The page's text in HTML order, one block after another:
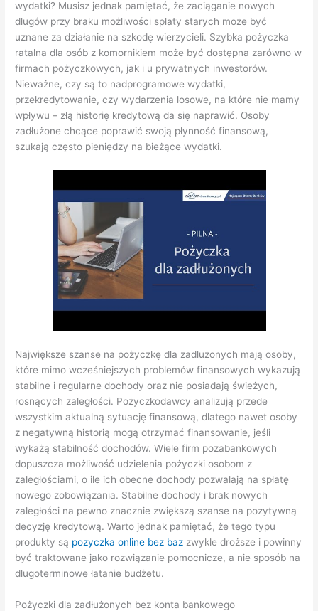
wydatki? Musisz jednak pamiętać, że zaciąganie nowych
długów przy braku możliwości spłaty starych może być
uznane za działanie na szkodę wierzycieli. Szybka pożyczka
ratalna dla osób z komornikiem może być dostępna zarówno w
firmach pożyczkowych, jak i u prywatnych inwestorów.
Nieważne, czy są to nadprogramowe wydatki,
przekredytowanie, czy wydarzenia losowe, na które nie mamy
wpływu – złą historię kredytową da się naprawić. Osoby
zadłużone chcące poprawić swoją płynność finansową,
szukają często pieniędzy na bieżące wydatki.
Największe szanse na pożyczkę dla zadłużonych mają osoby,
które mimo wcześniejszych problemów finansowych wykazują
stabilne i regularne dochody oraz nie posiadają świeżych,
rosnących zaległości. Pożyczkodawcy analizują przede
wszystkim aktualną sytuację finansową, dlatego nawet osoby
z negatywną historią mogą otrzymać finansowanie, jeśli
wykażą stabilność dochodów. Wiele firm pozabankowych
dopuszcza możliwość udzielenia pożyczki osobom z
zaległościami, o ile ich obecne dochody pozwalają na spłatę
nowego zobowiązania. Stabilne dochody i brak nowych
zaległości na pewno znacznie zwiększą szanse na pozytywną
decyzję kredytową. Warto jednak pamiętać, że tego typu
produkty są pozyczka online bez baz zwykle droższe i powinny
być traktowane jako rozwiązanie pomocnicze, a nie sposób na
długoterminowe łatanie budżetu.
Pożyczki dla zadłużonych bez konta bankowego